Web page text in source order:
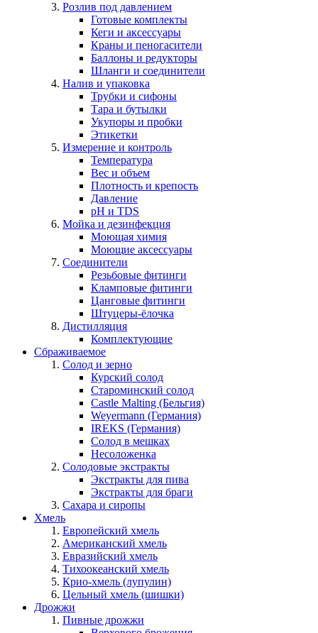
Розлив под давлением
Готовые комплекты
Кеги и аксессуары
Краны и пеногасители
Баллоны и редукторы
Шланги и соединители
Налив и упаковка
Трубки и сифоны
Тара и бутылки
Укупоры и пробки
Этикетки
Измерение и контроль
Температура
Вес и объем
Плотность и крепость
Давление
pH и TDS
Мойка и дезинфекция
Моющая химия
Моющие аксессуары
Соединители
Резьбовые фитинги
Кламповые фитинги
Цанговые фитинги
Штуцеры-ёлочка
Дистилляция
Комплектующие
Сбраживаемое
Солод и зерно
Курский солод
Староминский солод
Castle Malting (Бельгия)
Weyermann (Германия)
IREKS (Германия)
Солод в мешках
Несоложенка
Солодовые экстракты
Экстракты для пива
Экстракты для браги
Сахара и сиропы
Хмель
Европейский хмель
Американский хмель
Евразийский хмель
Тихоокеанский хмель
Крио-хмель (лупулин)
Цельный хмель (шишки)
Дрожжи
Пивные дрожжи